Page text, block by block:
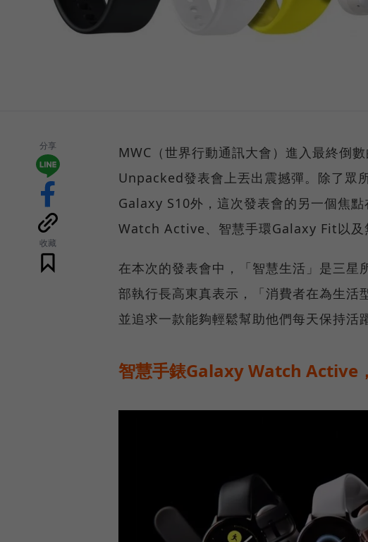
分享
收藏
MWC（世界行動通訊大會）進入最終倒
Unpacked發表會上丟出震撼彈。除了眾
Galaxy S10外，這次發表會的另一個焦
Watch Active、智慧手環Galaxy Fit以及
在本次的發表會中，「智慧生活」是三星
部執行長高東真表示，「消費者在為生活
並追求一款能夠輕鬆幫助他們每天保持活
智慧手錶Galaxy Watch Active